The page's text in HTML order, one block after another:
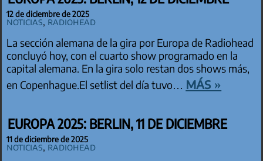
12 de diciembre de 2025
Noticias, Radiohead
La sección alemana de la gira por Europa de Radiohead
concluyó hoy, con el cuarto show programado en la
capital alemana. En la gira solo restan dos shows más,
en Copenhague.El setlist del día tuvo… más »
EUROPA 2025: BERLIN, 11 DE DICIEMBRE
11 de diciembre de 2025
Noticias, Radiohead